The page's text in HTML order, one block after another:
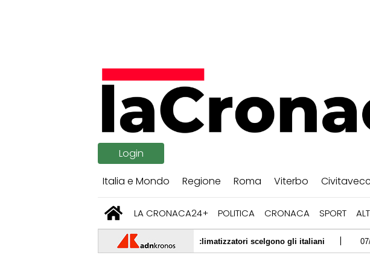
Login
Italia e Mondo
Regione Roma Viterbo
LA CRONACA24+ POLITICA CRONACA SPORT
con l'aria condizionata: ecco quali climatizzatori scelgono gli italiani| 07/08/2026 - Tra